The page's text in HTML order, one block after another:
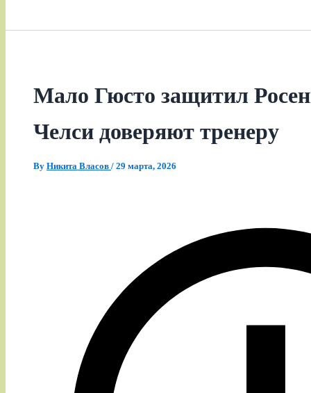
Мало Гюсто защитил
Челси доверяют тренеру
By Никита Власов / 29 марта, 2026